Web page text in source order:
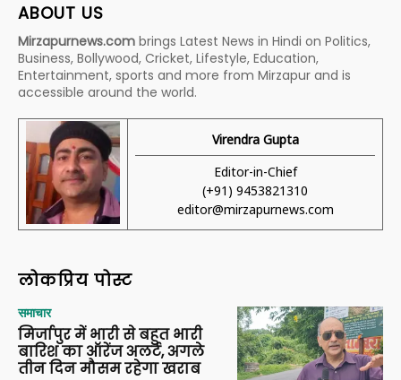
ABOUT US
Mirzapurnews.com brings Latest News in Hindi on Politics,
Business, Bollywood, Cricket, Lifestyle, Education,
Entertainment, sports and more from Mirzapur and is
accessible around the world.
Virendra Gupta
Editor-in-Chief
(+91) 9453821310
editor@mirzapurnews.com
लोकप्रिय पोस्ट
समाचार
मिर्जापुर में भारी से बहुत भारी
बारिश का ऑरेंज अलर्ट, अगले
तीन दिन मौसम रहेगा खराब